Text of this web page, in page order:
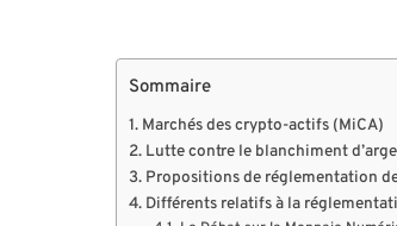
Sommaire
Marchés des crypto-actifs (MiCA)
Lutte contre le blanchiment
Propositions de réglementation
Différents relatifs à la